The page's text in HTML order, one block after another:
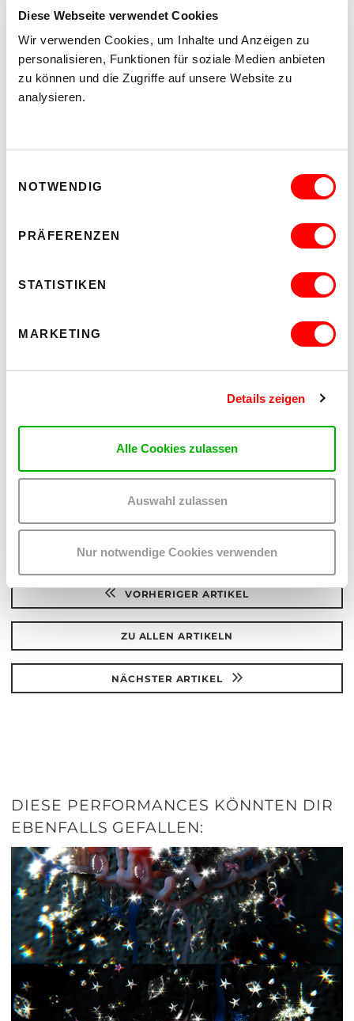
Diese Webseite verwendet Cookies
Wir verwenden Cookies, um Inhalte und Anzeigen zu
personalisieren, Funktionen für soziale Medien anbieten
zu können und die Zugriffe auf unsere Website zu
analysieren.
NOTWENDIG
PRÄFERENZEN
STATISTIKEN
MARKETING
Details zeigen
Alle Cookies zulassen
Auswahl zulassen
Nur notwendige Cookies verwenden
Mi 20.03. 19:30 Uhr, Do 21.03. 12:00 und 19:30 Uhr
Mehr Infos auf der
VORHERIGER ARTIKEL
ZU ALLEN ARTIKELN
NÄCHSTER ARTIKEL
DIESE PERFORMANCES KÖNNTEN DIR
EBENFALLS GEFALLEN: